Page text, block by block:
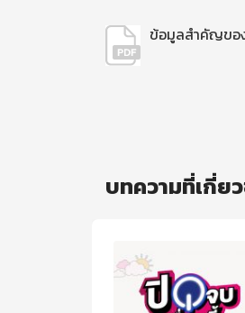
ข้อมูลสำคัญขอ
บทความที่เกี่ย